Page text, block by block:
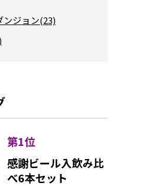
ンジョン(23)
第1位
感謝ビール入飲み比
べ6本セット